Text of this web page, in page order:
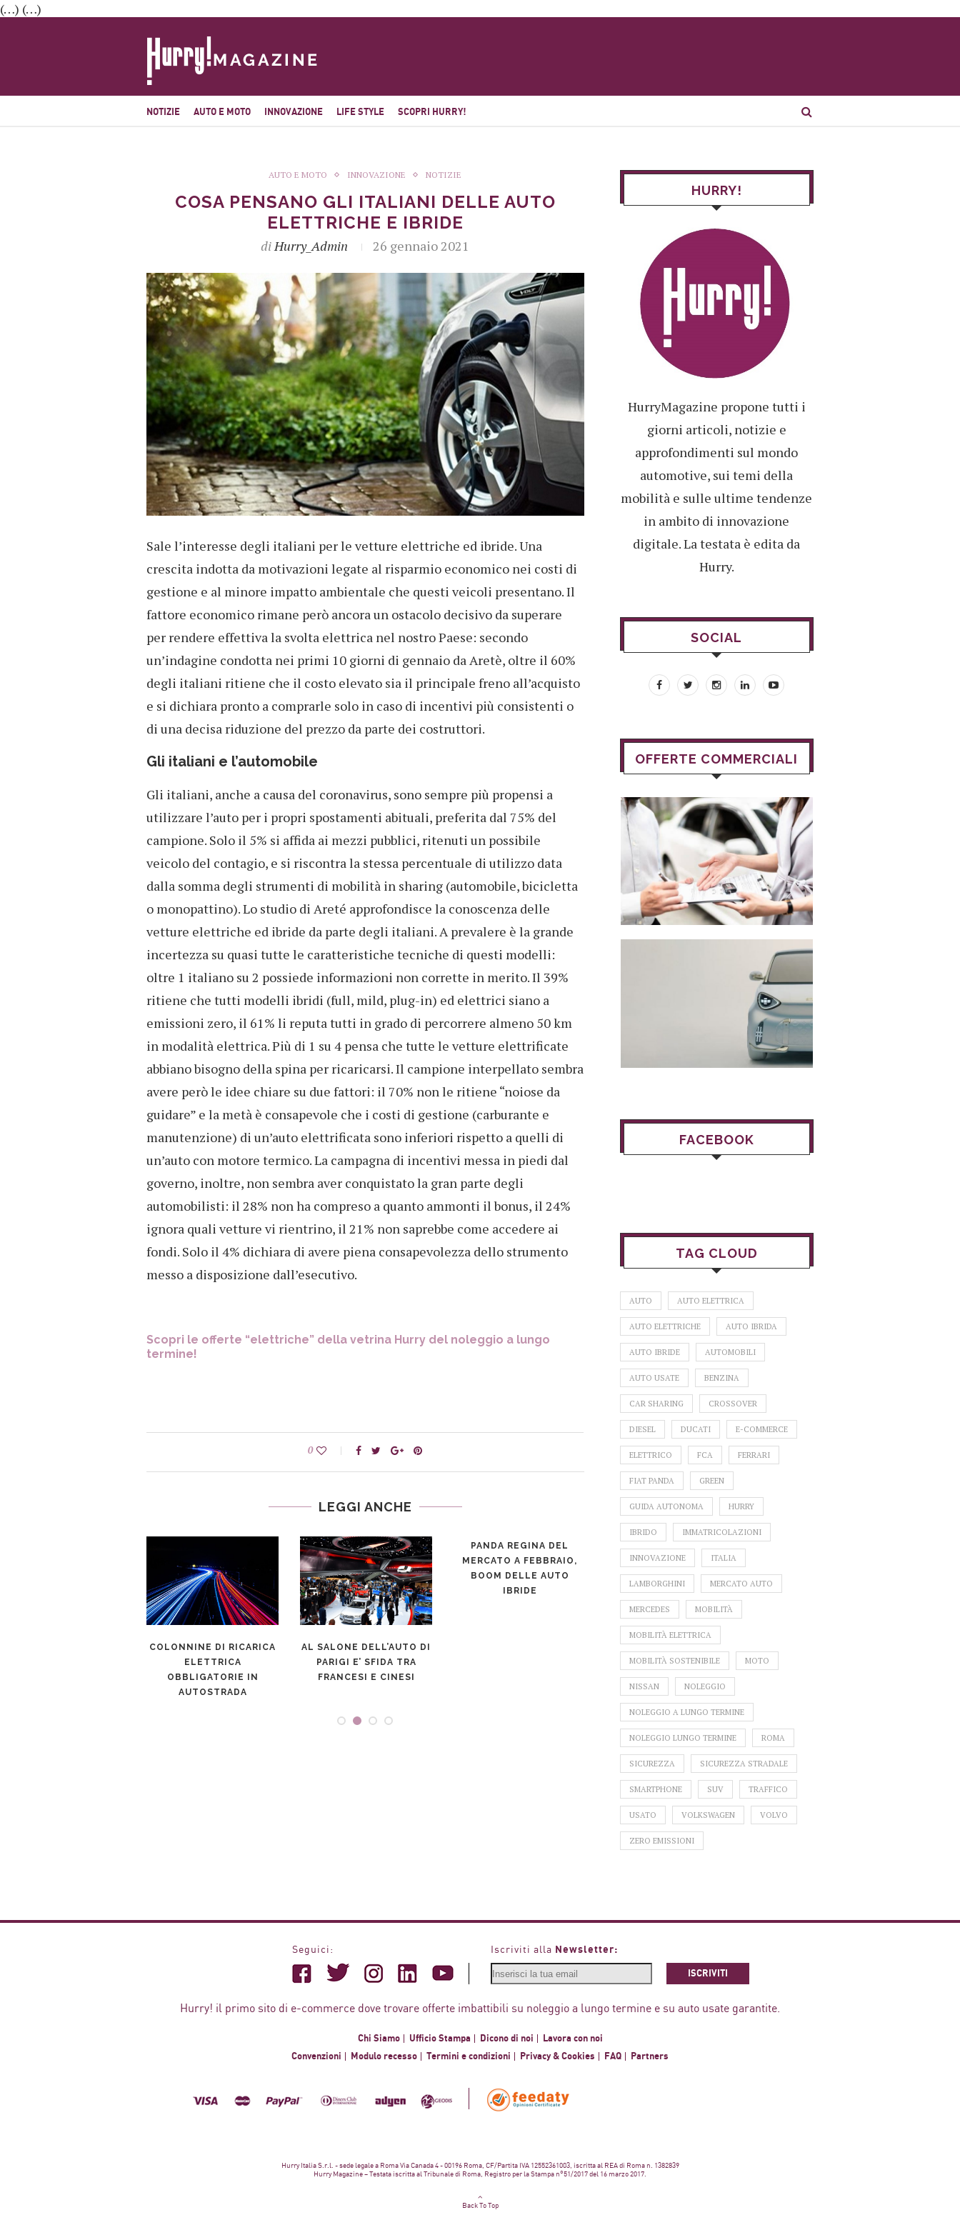
(…) (…)
NOTIZIE AUTO E MOTO INNOVAZIONE LIFE STYLE SCOPRI HURRY!
AUTO E MOTO INNOVAZIONE NOTIZIE
COSA PENSANO GLI ITALIANI DELLE AUTO
ELETTRICHE E IBRIDE
diHurry_Admin 26 gennaio 2021
Sale l’interesse degli italiani per le vetture elettriche ed ibride. Una
crescita indotta da motivazioni legate al risparmio economico nei costi di
gestione e al minore impatto ambientale che questi veicoli presentano. Il
fattore economico rimane però ancora un ostacolo decisivo da superare
per rendere effettiva la svolta elettrica nel nostro Paese: secondo
un’indagine condotta nei primi 10 giorni di gennaio da Aretè, oltre il 60%
degli italiani ritiene che il costo elevato sia il principale freno all’acquisto
e si dichiara pronto a comprarle solo in caso di incentivi più consistenti o
di una decisa riduzione del prezzo da parte dei costruttori.
Gli italiani e l’automobile
Gli italiani, anche a causa del coronavirus, sono sempre più propensi a
utilizzare l’auto per i propri spostamenti abituali, preferita dal 75% del
campione. Solo il 5% si affida ai mezzi pubblici, ritenuti un possibile
veicolo del contagio, e si riscontra la stessa percentuale di utilizzo data
dalla somma degli strumenti di mobilità in sharing (automobile, bicicletta
o monopattino). Lo studio di Areté approfondisce la conoscenza delle
vetture elettriche ed ibride da parte degli italiani. A prevalere è la grande
incertezza su quasi tutte le caratteristiche tecniche di questi modelli:
oltre 1 italiano su 2 possiede informazioni non corrette in merito. Il 39%
ritiene che tutti modelli ibridi (full, mild, plug-in) ed elettrici siano a
emissioni zero, il 61% li reputa tutti in grado di percorrere almeno 50 km
in modalità elettrica. Più di 1 su 4 pensa che tutte le vetture elettrificate
abbiano bisogno della spina per ricaricarsi. Il campione interpellato sembra
avere però le idee chiare su due fattori: il 70% non le ritiene “noiose da
guidare” e la metà è consapevole che i costi di gestione (carburante e
manutenzione) di un’auto elettrificata sono inferiori rispetto a quelli di
un’auto con motore termico. La campagna di incentivi messa in piedi dal
governo, inoltre, non sembra aver conquistato la gran parte degli
automobilisti: il 28% non ha compreso a quanto ammonti il bonus, il 24%
ignora quali vetture vi rientrino, il 21% non saprebbe come accedere ai
fondi. Solo il 4% dichiara di avere piena consapevolezza dello strumento
messo a disposizione dall’esecutivo.
Scopri le offerte “elettriche” della vetrina Hurry del noleggio a lungo
termine!
0
LEGGI ANCHE
COLONNINE DI RICARICA
ELETTRICA
OBBLIGATORIE IN
AUTOSTRADA
AL SALONE DELL’AUTO DI
PARIGI E’ SFIDA TRA
FRANCESI E CINESI
PANDA REGINA DEL
MERCATO A FEBBRAIO,
BOOM DELLE AUTO
IBRIDE
INVERNO IN SICUREZZA
DAL 15 NOVEMBRE:
PREPARARSI AL CAMBIO
GOMME.
HURRY!
HurryMagazine propone tutti i
giorni articoli, notizie e
approfondimenti sul mondo
automotive, sui temi della
mobilità e sulle ultime tendenze
in ambito di innovazione
digitale. La testata è edita da
Hurry.
SOCIAL
OFFERTE COMMERCIALI
FACEBOOK
TAG CLOUD
AUTO AUTO ELETTRICA
AUTO ELETTRICHE AUTO IBRIDA
AUTO IBRIDE AUTOMOBILI
AUTO USATE BENZINA
CAR SHARING CROSSOVER
DIESEL DUCATI E-COMMERCE
ELETTRICO FCA FERRARI
FIAT PANDA GREEN
GUIDA AUTONOMA HURRY
IBRIDO IMMATRICOLAZIONI
INNOVAZIONE ITALIA
LAMBORGHINI MERCATO AUTO
MERCEDES MOBILITÀ
MOBILITÀ ELETTRICA
MOBILITÀ SOSTENIBILE MOTO
NISSAN NOLEGGIO
NOLEGGIO A LUNGO TERMINE
NOLEGGIO LUNGO TERMINE ROMA
SICUREZZA SICUREZZA STRADALE
SMARTPHONE SUV TRAFFICO
USATO VOLKSWAGEN VOLVO
ZERO EMISSIONI
Seguici: Iscriviti alla Newsletter:
ISCRIVITI
Hurry! il primo sito di e-commerce dove trovare offerte imbattibili su noleggio a lungo termine e su auto usate garantite.
Chi Siamo Ufficio Stampa Dicono di noi
Lavora con noi
Convenzioni
Modulo recesso Termini e condizioni Privacy & Cookies FAQ Partners
Hurry Italia S.r.l. - sede legale a Roma Via Canada 4 - 00196 Roma, CF/Partita IVA 12552361003, iscritta al REA di Roma n. 1382839
Hurry Magazine – Testata iscritta al Tribunale di Roma, Registro per la Stampa n°51/2017 del 16 marzo 2017.
Back To Top